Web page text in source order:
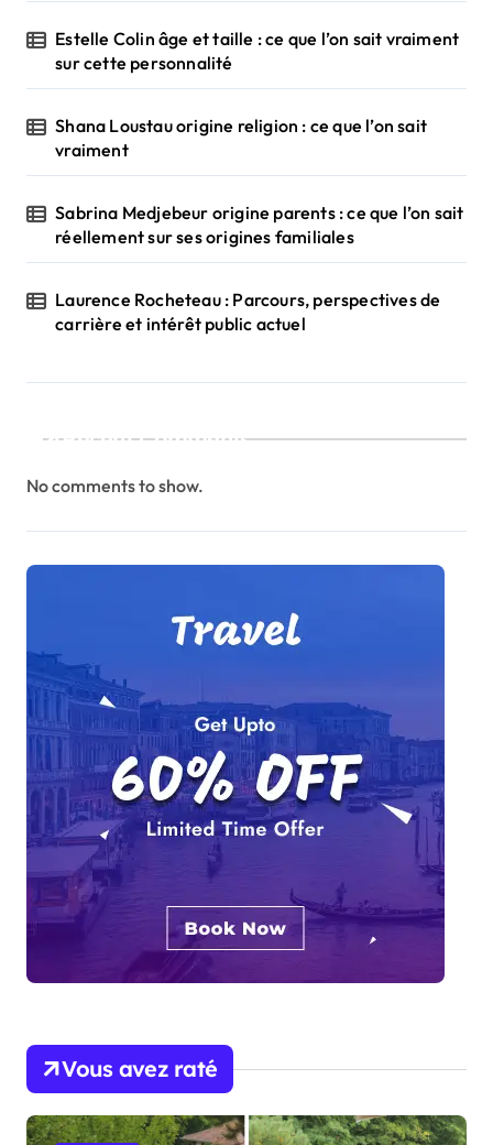
Estelle Colin âge et taille : ce que l’on sait vraiment
sur cette personnalité
Shana Loustau origine religion : ce que l’on sait
vraiment
Sabrina Medjebeur origine parents : ce que l’on sait
réellement sur ses origines familiales
Laurence Rocheteau : Parcours, perspectives de
carrière et intérêt public actuel
Recent Comments
No comments to show.
Vous avez raté